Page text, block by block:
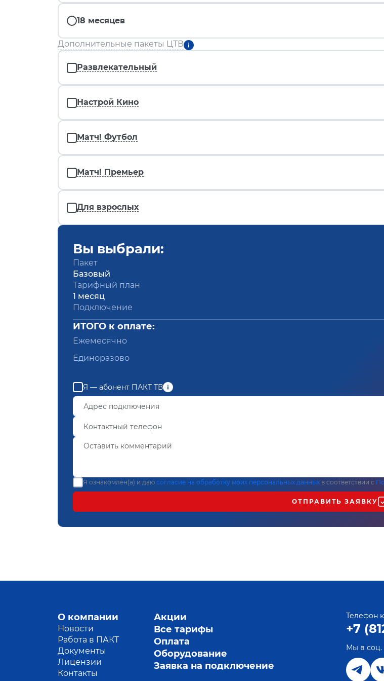
18 месяцев
Дополнительные пакеты ЦТВ
Развлекательный
Настрой Кино
Матч! Футбол
Матч! Премьер
Для взрослых
Вы выбрали:
Пакет
Базовый
Тарифный план
1 месяц
Подключение
ИТОГО к оплате:
Ежемесячно
Единоразово
Я — абонент ПАКТ ТВ
Я ознакомлен(а) и даю согласие на обработку моих персональных данных в соответствии с
ОТПРАВИТЬ ЗАЯВКУ
О компании
Новости
Работа в ПАКТ
Документы
Лицензии
Контакты
Акции
Все тарифы
Оплата
Оборудование
Заявка на подключение
Телефон
+7
Мы в соц.